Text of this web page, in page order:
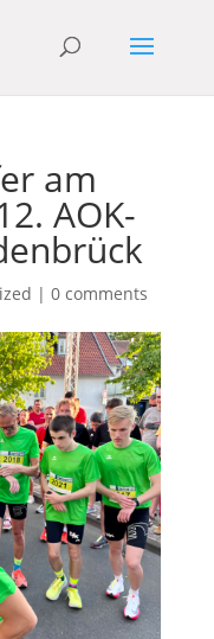
am
AOK-
| 0 comments